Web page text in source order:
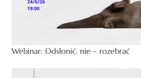
Webinar: Odsłonić, nie – rozebrać